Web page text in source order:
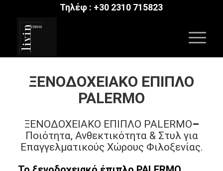
Τηλέφ : +30 2310 715823
ΞΕΝΟΔΟΧΕΙΑΚΟ ΕΠΙΠΛΟ
PALERMO
ΞΕΝΟΔΟΧΕΙΑΚΟ ΕΠΙΠΛΟ PALERMO–
Ποιότητα, Ανθεκτικότητα & Στυλ για
Επαγγελματικούς Χώρους Φιλοξενίας.